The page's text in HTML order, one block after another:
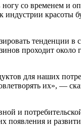
со временем и
красоты
тенденции в
проходит
для наших
их», —
и
появления и